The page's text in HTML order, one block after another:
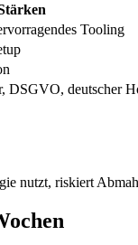
Tooling
DSGVO, deutscher
nutzt, riskiert